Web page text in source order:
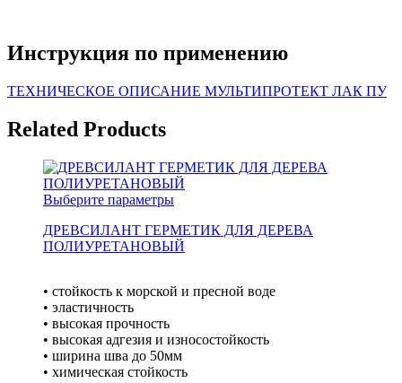
Инструкция по применению
ТЕХНИЧЕСКОЕ ОПИСАНИЕ МУЛЬТИПРОТЕКТ ЛАК ПУ
Related Products
Выберите параметры
ДРЕВСИЛАНТ ГЕРМЕТИК ДЛЯ ДЕРЕВА
ПОЛИУРЕТАНОВЫЙ
• стойкость к морской и пресной воде
• эластичность
• высокая прочность
• высокая адгезия и износостойкость
• ширина шва до 50мм
• химическая стойкость